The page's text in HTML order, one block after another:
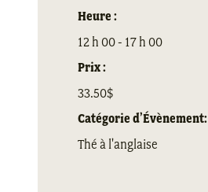
Heure :
12 h 00 - 17 h 00
Prix :
33.50$
Catégorie d’Évènement:
Thé à l'anglaise